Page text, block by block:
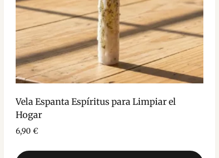
Vela Espanta Espíritus para Limpiar el
Hogar
6,90 €